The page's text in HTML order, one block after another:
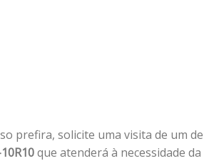
prefira, solicite uma visita de um
que atenderá à necessidade